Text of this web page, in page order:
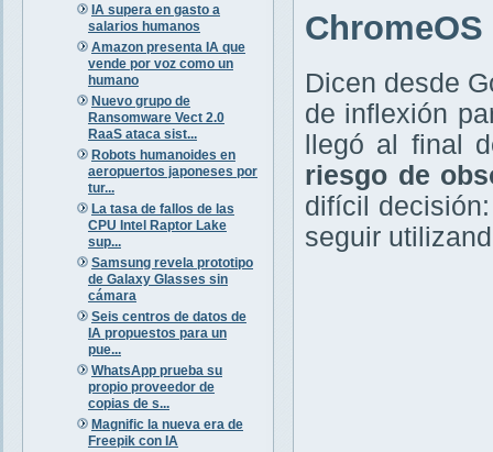
IA supera en gasto a
salarios humanos
Amazon presenta IA que
vende por voz como un
humano
Nuevo grupo de
Ransomware Vect 2.0
RaaS ataca sist...
Robots humanoides en
aeropuertos japoneses por
tur...
La tasa de fallos de las
CPU Intel Raptor Lake
sup...
Samsung revela prototipo
de Galaxy Glasses sin
cámara
Seis centros de datos de
IA propuestos para un
pue...
WhatsApp prueba su
propio proveedor de
copias de s...
Magnific la nueva era de
Freepik con IA
Dicen desde
de inflexión
llegó al final
riesgo de
difícil
seguir